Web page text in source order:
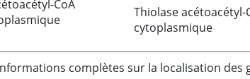
CoA
Thiolase acétoacétyl-
cytoplasmique
complètes sur la localisation des